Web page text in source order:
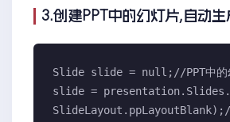
3.创建PPT中的幻灯片,自动生
Slide slide = null;//PPT中的
slide =
SlideLayout.ppLayoutBlank);//